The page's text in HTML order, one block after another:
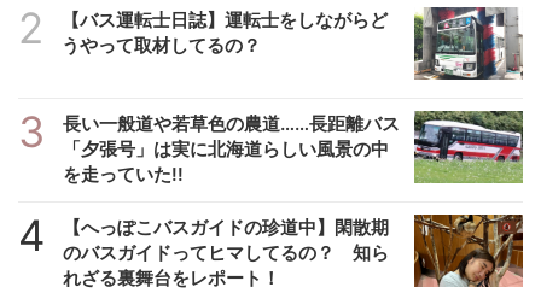
2
【バス運転士日誌】運転士をしながらど
うやって取材してるの？
3
長い一般道や若草色の農道……長距離バス
「夕張号」は実に北海道らしい風景の中
を走っていた!!
4
【へっぽこバスガイドの珍道中】閑散期
のバスガイドってヒマしてるの？ 知ら
れざる裏舞台をレポート！